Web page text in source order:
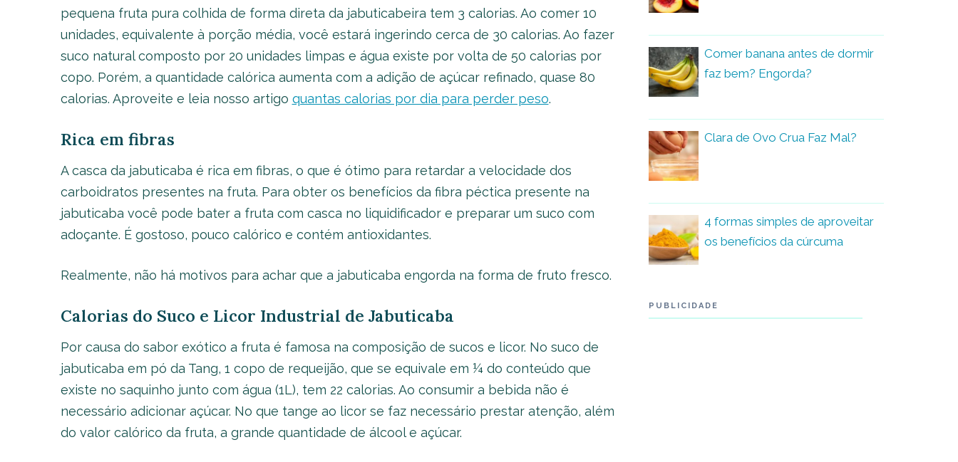
pequena fruta pura colhida de forma direta da jabuticabeira tem 3 calorias. Ao comer 10
unidades, equivalente à porção média, você estará ingerindo cerca de 30 calorias. Ao fazer
suco natural composto por 20 unidades limpas e água existe por volta de 50 calorias por
copo. Porém, a quantidade calórica aumenta com a adição de açúcar refinado, quase 80
calorias. Aproveite e leia nosso artigo quantas calorias por dia para perder peso.
Rica em fibras
A casca da jabuticaba é rica em fibras, o que é ótimo para retardar a velocidade dos
carboidratos presentes na fruta. Para obter os benefícios da fibra péctica presente na
jabuticaba você pode bater a fruta com casca no liquidificador e preparar um suco com
adoçante. É gostoso, pouco calórico e contém antioxidantes.
Realmente, não há motivos para achar que a jabuticaba engorda na forma de fruto fresco.
Calorias do Suco e Licor Industrial de Jabuticaba
Por causa do sabor exótico a fruta é famosa na composição de sucos e licor. No suco de
jabuticaba em pó da Tang, 1 copo de requeijão, que se equivale em ¼ do conteúdo que
existe no saquinho junto com água (1L), tem 22 calorias. Ao consumir a bebida não é
necessário adicionar açúcar. No que tange ao licor se faz necessário prestar atenção, além
do valor calórico da fruta, a grande quantidade de álcool e açúcar.
Comer banana antes de dormir
faz bem? Engorda?
Clara de Ovo Crua Faz Mal?
4 formas simples de aproveitar
os benefícios da cúrcuma
PUBLICIDADE